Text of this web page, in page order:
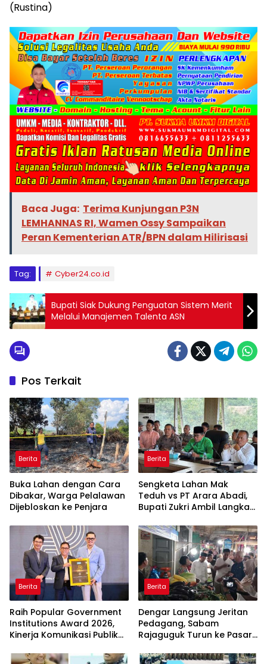
(Rustina)
Baca Juga: Terima Kunjungan P3N
LEMHANNAS RI, Wamen Ossy Sampaikan
Peran Kementerian ATR/BPN dalam Hilirisasi
Tag: Cyber24.co.id
Bupati Siak Dukung Penguatan Sistem Merit
Melalui Manajemen Talenta ASN
Pos Terkait
Berita
Buka Lahan dengan Cara
Dibakar, Warga Pelalawan
Dijebloskan ke Penjara
Berita
Sengketa Lahan Mak
Teduh vs PT Arara Abadi,
Bupati Zukri Ambil Langkah
Berita
Raih Popular Government
Institutions Award 2026,
Kinerja Komunikasi Publik
Kembali Diakui
Berita
Dengar Langsung Jeritan
Pedagang, Sabam
Rajaguguk Turun ke Pasar